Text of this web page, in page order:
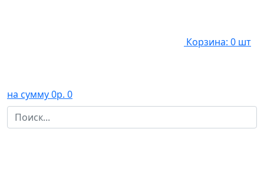
Корзина: 0 шт
на сумму 0р. 0